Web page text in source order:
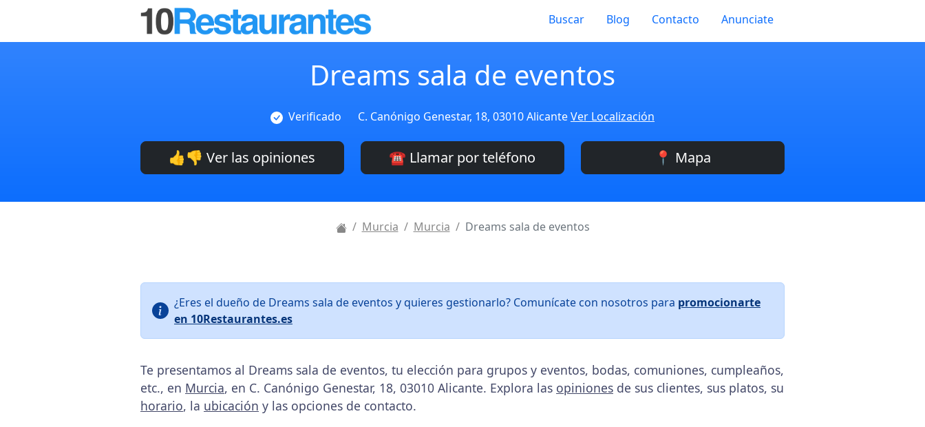
Buscar Blog Contacto Anunciate
Dreams sala de eventos
Verificado C. Canónigo Genestar, 18, 03010 AlicanteVer Localización
👍👎 Ver las opiniones ☎️ Llamar por teléfono 📍 Mapa
Murcia Murcia Dreams sala de eventos
¿Eres el dueño de Dreams sala de eventos y quieres gestionarlo? Comunícate con nosotros para promocionarte
en 10Restaurantes.es
Te presentamos al Dreams sala de eventos, tu elección para grupos y eventos, bodas, comuniones, cumpleaños,
etc., en Murcia, en C. Canónigo Genestar, 18, 03010 Alicante. Explora las opiniones de sus clientes, sus platos, su
horario, la ubicación y las opciones de contacto.